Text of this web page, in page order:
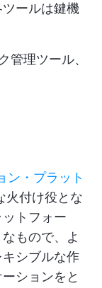
ールは鍵機
管理ツール、
ン・プラット
火付け役とな
トフォー
もので、よ
シブルな作
ションをと